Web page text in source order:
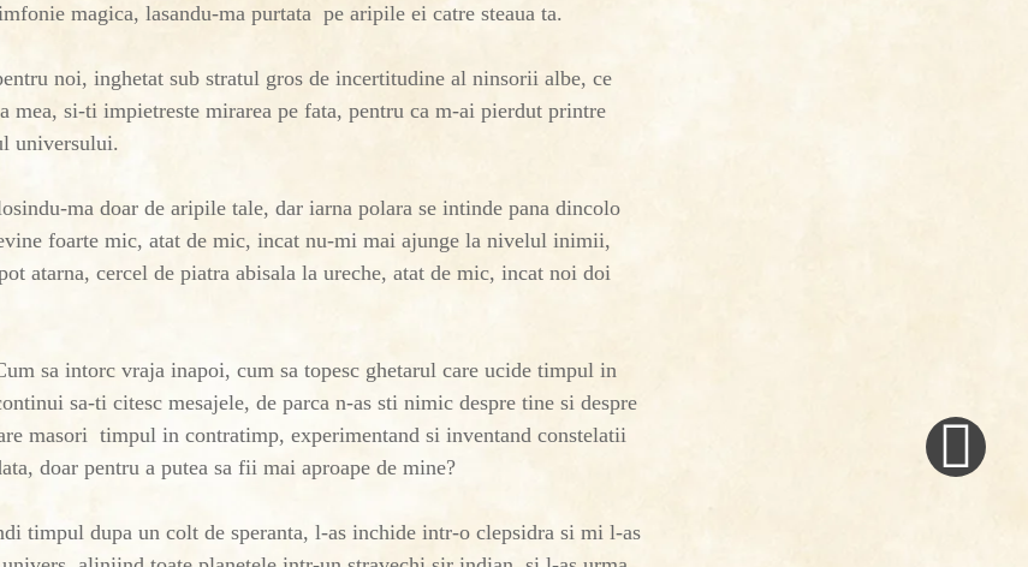
magica, lasandu-ma purtata pe aripile ei catre steaua ta.
noi, inghetat sub stratul gros de incertitudine al ninsorii albe, ce
mea, si-ti impietreste mirarea pe fata, pentru ca m-ai pierdut printre
universului.
ma doar de aripile tale, dar iarna polara se intinde pana dincolo
foarte mic, atat de mic, incat nu-mi mai ajunge la nivelul inimii,
atarna, cercel de piatra abisala la ureche, atat de mic, incat noi doi
sa intorc vraja inapoi, cum sa topesc ghetarul care ucide timpul in
sa-ti citesc mesajele, de parca n-as sti nimic despre tine si despre
masori timpul in contratimp, experimentand si inventand constelatii
doar pentru a putea sa fii mai aproape de mine?
timpul dupa un colt de speranta, l-as inchide intr-o clepsidra si mi l-as